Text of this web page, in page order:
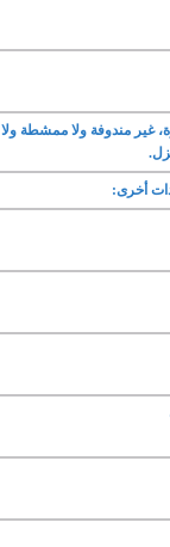
غير مندوفة ولا ممشطة ولا
أخرى: